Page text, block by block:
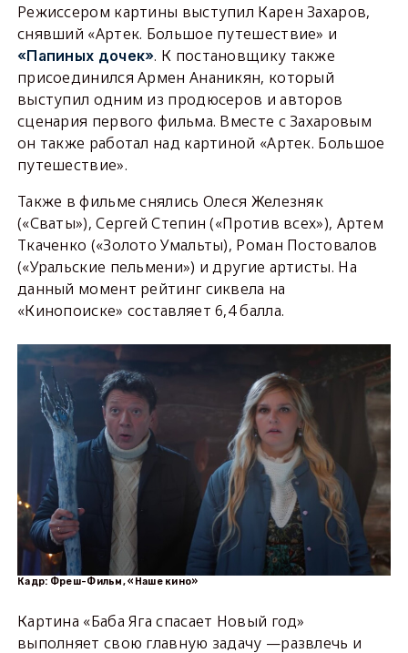
Режиссером картины выступил Карен Захаров,
снявший «Артек. Большое путешествие» и
«Папиных дочек». К постановщику также
присоединился Армен Ананикян, который
выступил одним из продюсеров и авторов
сценария первого фильма. Вместе с Захаровым
он также работал над картиной «Артек. Большое
путешествие».
Также в фильме снялись Олеся Железняк
(«Сваты»), Сергей Степин («Против всех»), Артем
Ткаченко («Золото Умальты), Роман Постовалов
(«Уральские пельмени») и другие артисты. На
данный момент рейтинг сиквела на
«Кинопоиске» составляет 6,4 балла.
Кадр: Фреш-Фильм, «Наше кино»
Картина «Баба Яга спасает Новый год»
выполняет свою главную задачу —развлечь и